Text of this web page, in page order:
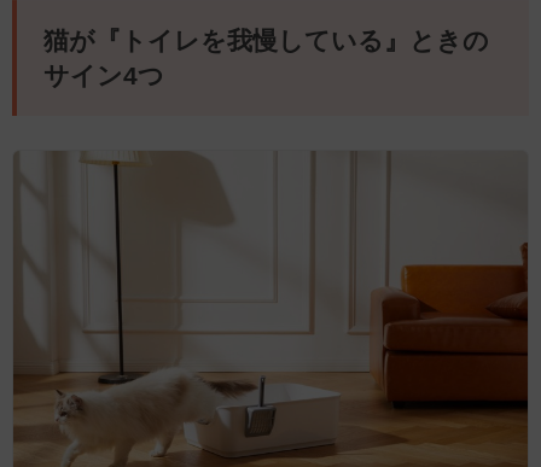
猫が『トイレを我慢している』ときの
サイン4つ